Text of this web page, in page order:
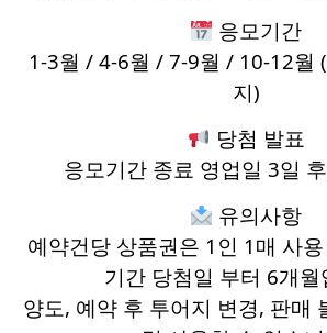
응모기간
1-3월 / 4-6월 / 7-9월 / 10-12월
지)
당첨 발표
응모기간 종료 영업일 3일
유의사항
예약건당 상품권은 1인 1매 사
기간 당첨일 부터 6개월
양도, 예약 후 투어지 변경, 판매